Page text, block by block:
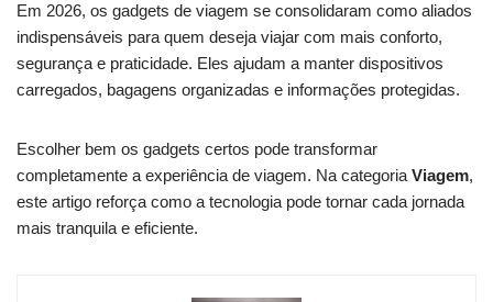
Em 2026, os gadgets de viagem se consolidaram como aliados
indispensáveis para quem deseja viajar com mais conforto,
segurança e praticidade. Eles ajudam a manter dispositivos
carregados, bagagens organizadas e informações protegidas.
Escolher bem os gadgets certos pode transformar
completamente a experiência de viagem. Na categoria Viagem,
este artigo reforça como a tecnologia pode tornar cada jornada
mais tranquila e eficiente.